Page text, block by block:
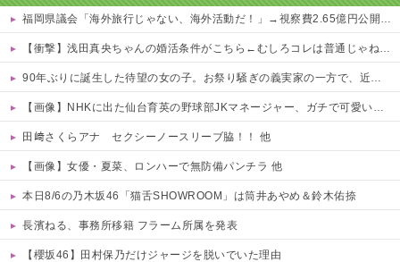
福岡県議会「海外旅行じゃない、海外活動だ！」→視察費2.65億円公開で再炎上ｗｗｗ
【衝撃】浅田真央ちゃんの婚活条件がこちら←むしろコレは普通じゃね？w w w w w w w w
90年ぶりに誕生した待望の女の子。お祭り騒ぎの義実家の一方で、近所の婦人会メンバーから「死なないといいね」と不吉な言葉を何度も繰り返されてしまう・・・
【画像】NHKに出た仙台育英の野球部JKマネージャー、ガチで可愛いぞ 他
田﨑さくらアナ セクシーノースリーブ脇！！ 他
【画像】女優・夏菜、ロンハーで無防備パンチラ 他
本日8/6の乃木坂46「猫舌SHOWROOM」は筒井あやめ＆鈴木佑捺
長濱ねる、事務所移籍 フラーム所属を発表
【櫻坂46】田村保乃だけジャージを脱いでいた理由